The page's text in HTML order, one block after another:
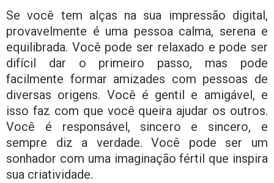
Se você tem alças na sua impressão digital,
provavelmente é uma pessoa calma, serena e
equilibrada. Você pode ser relaxado e pode ser
difícil dar o primeiro passo, mas pode
facilmente formar amizades com pessoas de
diversas origens. Você é gentil e amigável, e
isso faz com que você queira ajudar os outros.
Você é responsável, sincero e sincero, e
sempre diz a verdade. Você pode ser um
sonhador com uma imaginação fértil que inspira
sua criatividade.